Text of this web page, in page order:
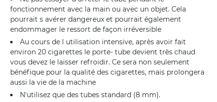
fonctionnement avec la main ou avec un objet. Cela
pourrait s avérer dangereux et pourrait également
endommager le ressort de façon irréversible
Au cours de l utilisation intensive, après avoir fait
environ 20 cigarettes le porte- tube devient très chaud
vous devez le laisser refroidir. Ce sera non seulement
bénéfique pour la qualité des cigarettes, mais prolongera
aussi la vie de la machine
N'utilisez que des tubes standard (8 mm).